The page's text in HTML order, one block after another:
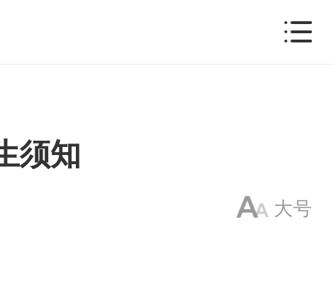
须知
大号